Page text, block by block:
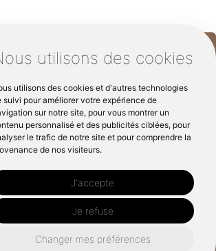
utilisons des cookies
utilisons des cookies et d'autres technologies
suivi pour améliorer votre expérience de
sur notre site, pour vous montrer un
personnalisé et des publicités ciblées, pour
le trafic de notre site et pour comprendre la
de nos visiteurs.
J'accepte
Je refuse
Changer mes préférences